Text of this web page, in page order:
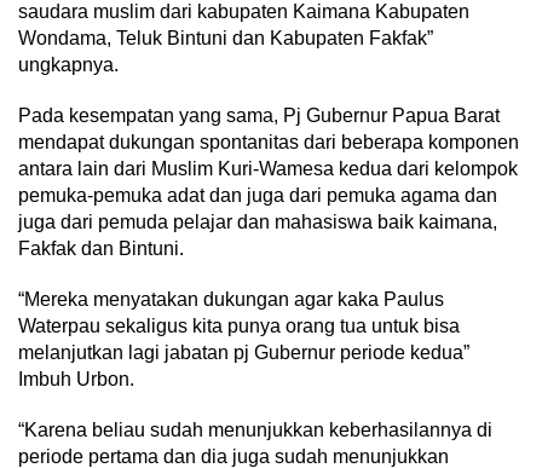
saudara muslim dari kabupaten Kaimana Kabupaten
Wondama, Teluk Bintuni dan Kabupaten Fakfak”
ungkapnya.
Pada kesempatan yang sama, Pj Gubernur Papua Barat
mendapat dukungan spontanitas dari beberapa komponen
antara lain dari Muslim Kuri-Wamesa kedua dari kelompok
pemuka-pemuka adat dan juga dari pemuka agama dan
juga dari pemuda pelajar dan mahasiswa baik kaimana,
Fakfak dan Bintuni.
“Mereka menyatakan dukungan agar kaka Paulus
Waterpau sekaligus kita punya orang tua untuk bisa
melanjutkan lagi jabatan pj Gubernur periode kedua”
Imbuh Urbon.
“Karena beliau sudah menunjukkan keberhasilannya di
periode pertama dan dia juga sudah menunjukkan